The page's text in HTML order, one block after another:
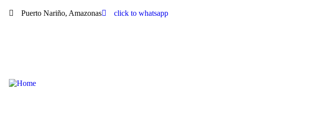
Puerto Nariño, Amazonas click to whatsapp